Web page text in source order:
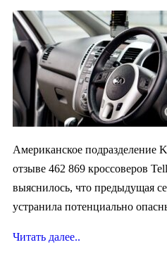
Американское подразделение
отзыве 462 869 кроссоверов
выяснилось, что предыдущая
устранила потенциально
Читать далее..